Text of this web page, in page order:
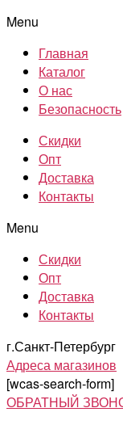
Menu
Главная
Каталог
О нас
Безопасность
Скидки
Опт
Доставка
Контакты
Menu
Скидки
Опт
Доставка
Контакты
г.Санкт-Петербург
Адреса магазинов
[wcas-search-form]
ОБРАТНЫЙ